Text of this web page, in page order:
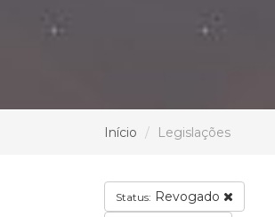
Início Legislações
Status: Revogado